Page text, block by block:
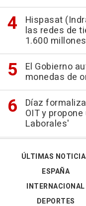
Hispasat
las redes de
1.600 millones
El Gobierno
monedas de
Díaz
OIT y
Laborales'
ÚLTIMAS
ESPAÑA
INTERNACIONAL
DEPORTES